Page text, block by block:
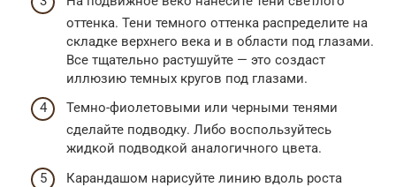
оттенка. Тени темного оттенка распределите на
складке верхнего века и в области под глазами.
Все тщательно растушуйте — это создаст
иллюзию темных кругов под глазами.
Темно-фиолетовыми или черными тенями
сделайте подводку. Либо воспользуйтесь
жидкой подводкой аналогичного цвета.
Карандашом нарисуйте линию вдоль роста